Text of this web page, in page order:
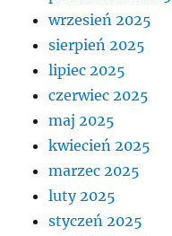
wrzesień 2025
sierpień 2025
lipiec 2025
czerwiec 2025
maj 2025
kwiecień 2025
marzec 2025
luty 2025
styczeń 2025